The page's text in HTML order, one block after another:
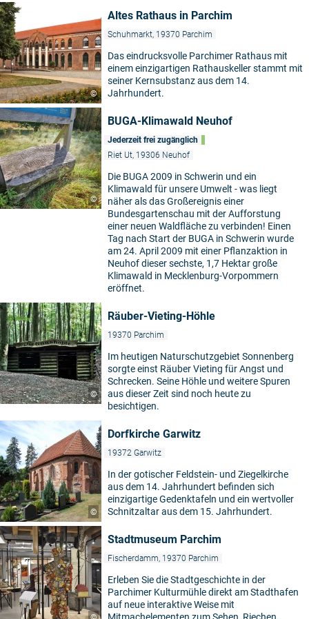
©
Altes Rathaus in Parchim
Schuhmarkt, 19370 Parchim
Das eindrucksvolle Parchimer Rathaus mit
einem einzigartigen Rathauskeller stammt mit
seiner Kernsubstanz aus dem 14.
Jahrhundert.
©
BUGA-Klimawald Neuhof
Jederzeit frei zugänglich
Riet Ut, 19306 Neuhof
Die BUGA 2009 in Schwerin und ein
Klimawald für unsere Umwelt - was liegt
näher als das Großereignis einer
Bundesgartenschau mit der Aufforstung
einer neuen Waldfläche zu verbinden! Einen
Tag nach Start der BUGA in Schwerin wurde
am 24. April 2009 mit einer Pflanzaktion in
Neuhof dieser sechste, 1,7 Hektar große
Klimawald in Mecklenburg-Vorpommern
eröffnet.
©
Räuber-Vieting-Höhle
19370 Parchim
Im heutigen Naturschutzgebiet Sonnenberg
sorgte einst Räuber Vieting für Angst und
Schrecken. Seine Höhle und weitere Spuren
aus dieser Zeit sind noch heute zu
besichtigen.
©
Dorfkirche Garwitz
19372 Garwitz
In der gotischer Feldstein- und Ziegelkirche
aus dem 14. Jahrhundert befinden sich
einzigartige Gedenktafeln und ein wertvoller
Schnitzaltar aus dem 15. Jahrhundert.
Stadtmuseum Parchim
Fischerdamm, 19370 Parchim
Erleben Sie die Stadtgeschichte in der
Parchimer Kulturmühle direkt am Stadthafen
auf neue interaktive Weise mit